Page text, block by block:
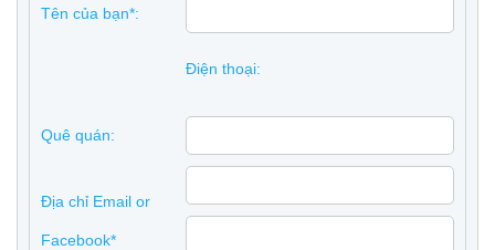
Tên của bạn*:
Điện thoại:
Quê quán:
Địa chỉ Email or
Facebook*